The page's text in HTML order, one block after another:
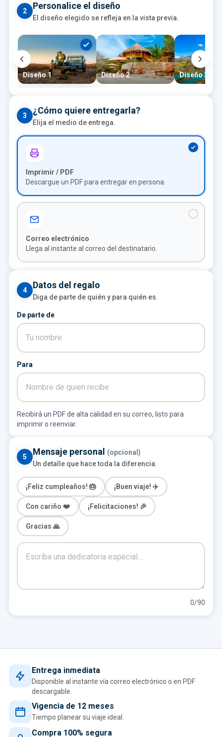
2 Personalice el diseño
El diseño elegido se refleja en la vista previa.
Diseño 1 Diseño 2 Diseño 3
3 ¿Cómo quiere entregarla?
Elija el medio de entrega.
Imprimir / PDF
Descargue un PDF para entregar en persona.
Correo electrónico
Llega al instante al correo del destinatario.
4 Datos del regalo
Diga de parte de quién y para quién es.
De parte de
Para
Recibirá un PDF de alta calidad en su correo, listo para
imprimir o reenviar.
5 Mensaje personal (opcional)
Un detalle que hace toda la diferencia.
¡Feliz cumpleaños! 🎂 ¡Buen viaje! ✈️
Con cariño ❤️ ¡Felicitaciones! 🎉
Gracias 🙏
0/90
Entrega inmediata
Disponible al instante vía correo electrónico o en PDF
descargable.
Vigencia de 12 meses
Tiempo planear su viaje ideal.
Compra 100% segura